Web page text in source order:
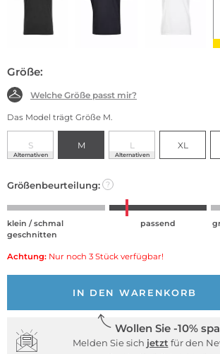
Größe:
Welche Größe passt mir?
Das Model trägt Größe M.
S
Alternativen
M L
Alternativen
XL
Größenbeurteilung: ?
klein / schmal
geschnitten
passend
Achtung: Nur noch 3 Stück verfügbar!
IN DEN WARENKORB
Wollen Sie -10%
Melden Sie sich jetzt für den